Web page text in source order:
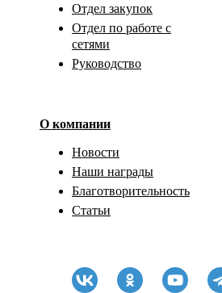
Отдел закупок
Отдел по работе с
сетями
Руководство
О компании
Новости
Наши награды
Благотворительность
Статьи